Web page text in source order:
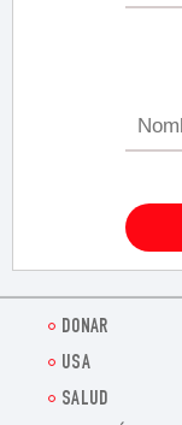
DONAR
USA
SALUD